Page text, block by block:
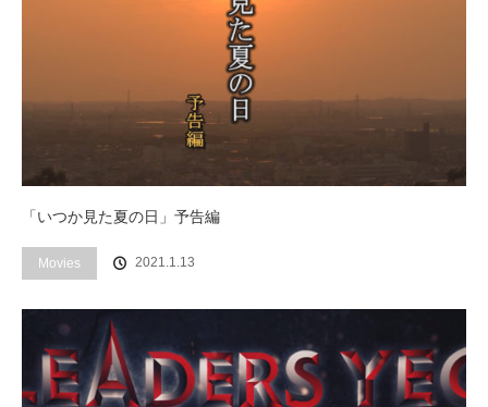
「いつか見た夏の日」予告編
Movies 2021.1.13